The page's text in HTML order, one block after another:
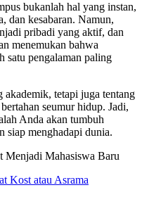
bukanlah hal yang instan,
dan kesabaran. Namun,
pribadi yang aktif, dan
menemukan bahwa
satu pengalaman paling
akademik, tetapi juga tentang
seumur hidup. Jadi,
Anda akan tumbuh
siap menghadapi dunia.
Menjadi Mahasiswa Baru
Kost atau Asrama